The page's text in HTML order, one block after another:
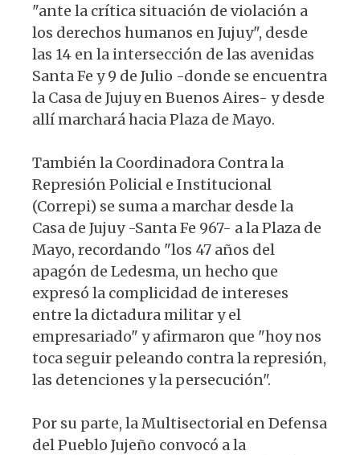
"ante la crítica situación de violación a
los derechos humanos en Jujuy", desde
las 14 en la intersección de las avenidas
Santa Fe y 9 de Julio -donde se encuentra
la Casa de Jujuy en Buenos Aires- y desde
allí marchará hacia Plaza de Mayo.
También la Coordinadora Contra la
Represión Policial e Institucional
(Correpi) se suma a marchar desde la
Casa de Jujuy -Santa Fe 967- a la Plaza de
Mayo, recordando "los 47 años del
apagón de Ledesma, un hecho que
expresó la complicidad de intereses
entre la dictadura militar y el
empresariado" y afirmaron que "hoy nos
toca seguir peleando contra la represión,
las detenciones y la persecución".
Por su parte, la Multisectorial en Defensa
del Pueblo Jujeño convocó a la